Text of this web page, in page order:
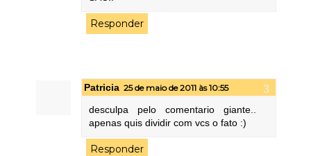
Responder
Patricia 25 de maio de 2011 às 10:55
desculpa pelo comentario giante..
apenas quis dividir com vcs o fato :)
Responder